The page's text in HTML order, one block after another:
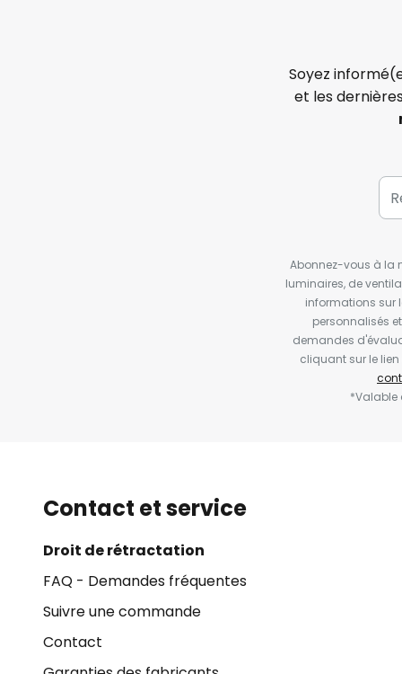
Soyez
et les
Abonnez-vous à la
luminaires, de
informations sur
personnalisés
demandes
cliquant sur le
*Valable
Contact et service
Droit de rétractation
FAQ - Demandes fréquentes
Suivre une commande
Contact